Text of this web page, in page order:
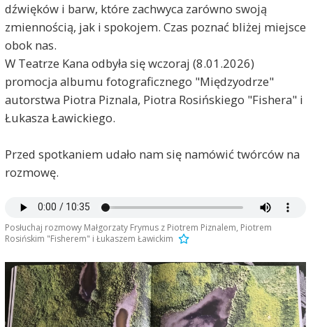
dźwięków i barw, które zachwyca zarówno swoją
zmiennością, jak i spokojem. Czas poznać bliżej miejsce
obok nas.
W Teatrze Kana odbyła się wczoraj (8.01.2026)
promocja albumu fotograficznego "Międzyodrze"
autorstwa Piotra Piznala, Piotra Rosińskiego "Fishera" i
Łukasza Ławickiego.
Przed spotkaniem udało nam się namówić twórców na
rozmowę.
Posłuchaj rozmowy Małgorzaty Frymus z Piotrem Piznalem, Piotrem
Rosińskim "Fisherem" i Łukaszem Ławickim